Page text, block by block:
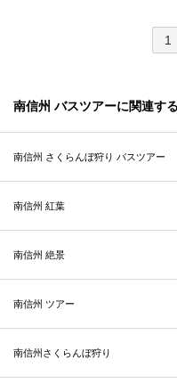
1
南信州 バスツアーに関連す
南信州 さくらんぼ狩り バスツアー
南信州 紅葉
南信州 絶景
南信州 ツアー
南信州さくらんぼ狩り